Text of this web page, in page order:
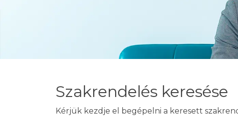
Szakrendelés keresése
Kérjük kezdje el begépelni a keresett